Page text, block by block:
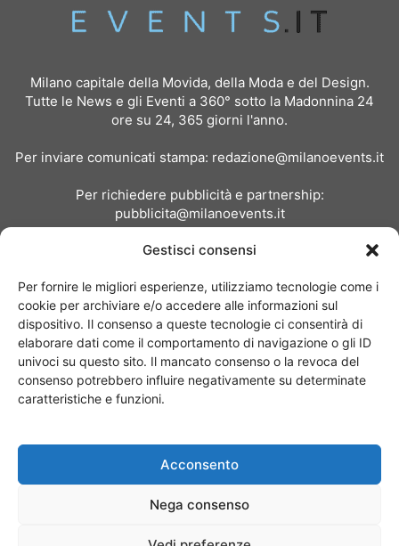
Gestisci consensi
Per fornire le migliori esperienze, utilizziamo tecnologie come i
cookie per archiviare e/o accedere alle informazioni sul
dispositivo. Il consenso a queste tecnologie ci consentirà di
elaborare dati come il comportamento di navigazione o gli ID
univoci su questo sito. Il mancato consenso o la revoca del
consenso potrebbero influire negativamente su determinate
caratteristiche e funzioni.
Acconsento
Nega consenso
Milano capitale della Movida, della Moda e del Design.
Tutte le News e gli Eventi a 360° sotto la Madonnina 24
ore su 24, 365 giorni l'anno.
Per inviare comunicati stampa: redazione@milanoevents.it
Per richiedere pubblicità e partnership:
pubblicita@milanoevents.it
Chi siamo I Nostri Clienti
© Copyright 2017 - MilanoEvents.it© managed by